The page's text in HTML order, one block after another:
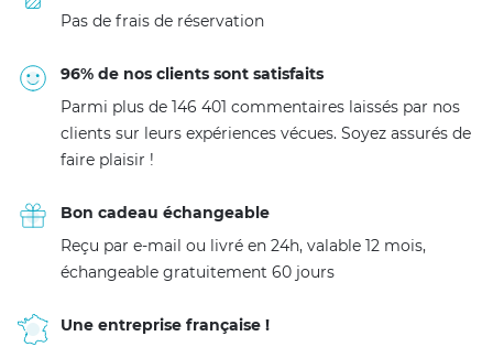
Pas de frais de réservation
96% de nos clients sont satisfaits
Parmi plus de 146 401 commentaires laissés par nos
clients sur leurs expériences vécues. Soyez assurés de
faire plaisir !
Bon cadeau échangeable
Reçu par e-mail ou livré en 24h, valable 12 mois,
échangeable gratuitement 60 jours
Une entreprise française !